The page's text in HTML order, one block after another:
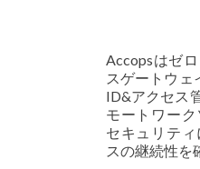
Accopsはゼ
スゲートウェ
ID&アクセス
モートワー
セキュリテ
スの継続性を